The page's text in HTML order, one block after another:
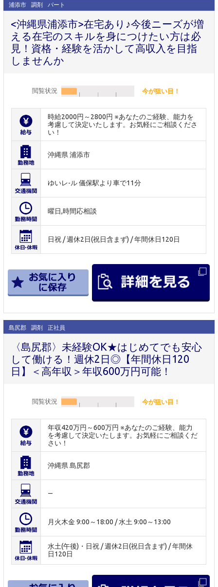
浦添市 調剤 パート
<沖縄県浦添市>在宅あり♪今後ニーズが増
える在宅のスキルを身につけたい方は必
見！資格・経験を活かして高収入を目指
しませんか
閲覧状況 今が狙い目！
時給2000円～2800円 ※あなたのご経験、能力を
考慮して決定いたします。お気軽にご相談くださ
い！
沖縄県 浦添市
ゆいレ-ル 儀保駅より車で11分
曜日,時間応相談
日祝 / 週休2日(祝日含まず) / 年間休日120日
島尻郡 調剤 正社員
〈島尻郡〉未経験OK★はじめてでも安心
して働ける！週休2日◎【年間休日120
日】＜高年収＞年収600万円可能！
閲覧状況 今が狙い目！
年収420万円～600万円 ※あなたのご経験、能力
を考慮して決定いたします。お気軽にご相談くだ
さい！
沖縄県 島尻郡
―
月火木金 9:00～18:00 / 水土 9:00～13:00
水土(午後)・日祝 / 週休2日(祝日含まず) / 年間休
日120日